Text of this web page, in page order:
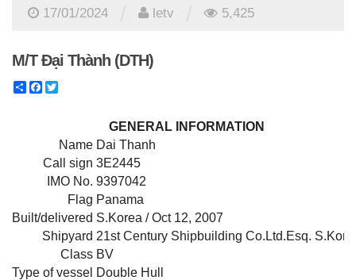
17/01/2024 letv 5,425
M/T Đại Thành (DTH)
ShareFacebook
GENERAL INFORMATION
Name Dai Thanh
Call sign 3E2445
IMO No. 9397042
Flag Panama
Built/delivered S.Korea / Oct 12, 2007
Shipyard 21st Century Shipbuilding Co.Ltd.Esq.
Class BV
Type of vessel Double Hull